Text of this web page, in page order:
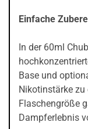
Einfache
In der 60ml
Base und
Nikotinstärke zu
Flaschengröße
Dampferlebnis